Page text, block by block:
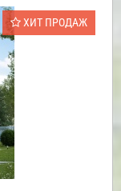
ХИТ ПРОДАЖ